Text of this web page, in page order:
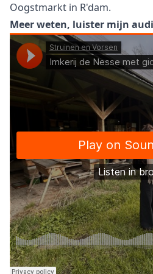
Oogstmarkt in R'dam.
Meer weten, luister mijn